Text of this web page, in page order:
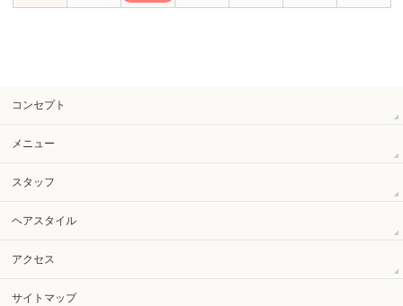
コンセプト
メニュー
スタッフ
ヘアスタイル
アクセス
サイトマップ